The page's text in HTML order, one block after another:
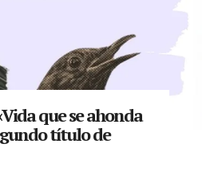
que se ahonda
título de